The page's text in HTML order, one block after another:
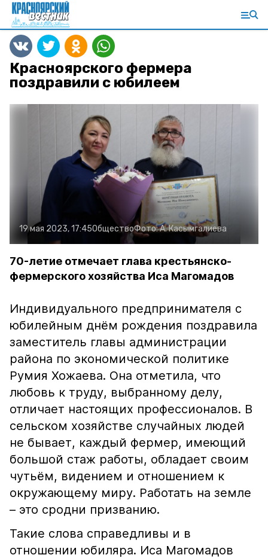
Красноярского фермера
поздравили с юбилеем
19 мая 2023, 17:45ОбществоФото:А. Касымгалиева
70-летие отмечает глава крестьянско-
фермерского хозяйства Иса Магомадов
Индивидуального предпринимателя с
юбилейным днём рождения поздравила
заместитель главы администрации
района по экономической политике
Румия Хожаева. Она отметила, что
любовь к труду, выбранному делу,
отличает настоящих профессионалов. В
сельском хозяйстве случайных людей
не бывает, каждый фермер, имеющий
большой стаж работы, обладает своим
чутьём, видением и отношением к
окружающему миру. Работать на земле
– это сродни призванию.
Такие слова справедливы и в
отношении юбиляра. Иса Магомадов